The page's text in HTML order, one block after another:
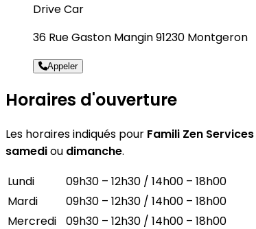
Drive Car
36 Rue Gaston Mangin 91230 Montgeron
Appeler
Horaires d'ouverture
Les horaires indiqués pour Famili Zen Services
samediou dimanche.
Lundi
09h30 – 12h30 / 14h00 – 18h00
Mardi
09h30 – 12h30 / 14h00 – 18h00
Mercredi
09h30 – 12h30 / 14h00 – 18h00